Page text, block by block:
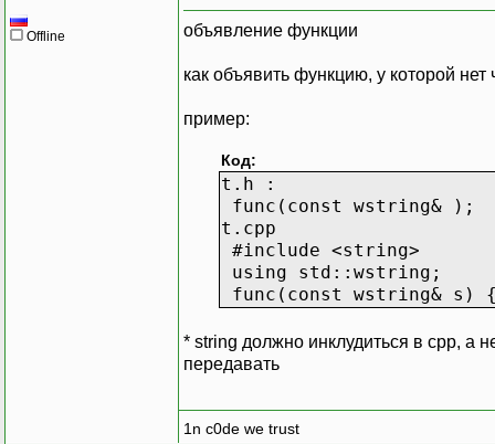
Offline объявление функции
как объявить функцию, у которой
пример:
Код:
t.h :
func(const wstring& );
t.cpp
#include <string>
using std::wstring;
func(const wstring&
* string должно инклудиться в сpp, а
передавать
1n c0de we trust